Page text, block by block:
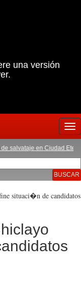
una versión
en Ciudad Eten|
situaci�n de candidatos